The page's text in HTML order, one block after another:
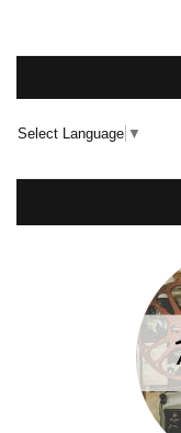
Select Language ▼